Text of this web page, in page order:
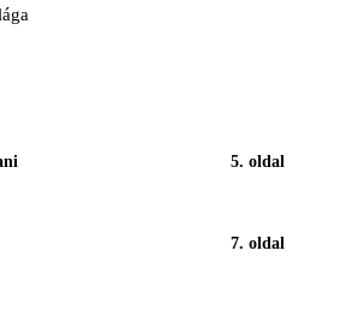
5. oldal
7. oldal